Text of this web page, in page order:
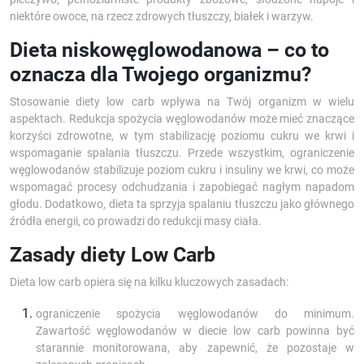
niektóre owoce, na rzecz zdrowych tłuszczy, białek i warzyw.
Dieta niskowęglowodanowa – co to
oznacza dla Twojego organizmu?
Stosowanie diety low carb wpływa na Twój organizm w wielu
aspektach. Redukcja spożycia węglowodanów może mieć znaczące
korzyści zdrowotne, w tym stabilizację poziomu cukru we krwi i
wspomaganie spalania tłuszczu. Przede wszystkim, ograniczenie
węglowodanów stabilizuje poziom cukru i insuliny we krwi, co może
wspomagać procesy odchudzania i zapobiegać nagłym napadom
głodu. Dodatkowo, dieta ta sprzyja spalaniu tłuszczu jako głównego
źródła energii, co prowadzi do redukcji masy ciała.
Zasady diety Low Carb
Dieta low carb opiera się na kilku kluczowych zasadach:
ograniczenie spożycia węglowodanów do minimum.
Zawartość węglowodanów w diecie low carb powinna być
starannie monitorowana, aby zapewnić, że pozostaje w